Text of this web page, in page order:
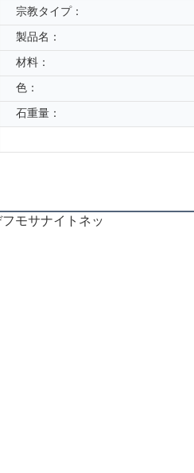
宗教タイプ：
製品名：
材料：
色：
石重量：